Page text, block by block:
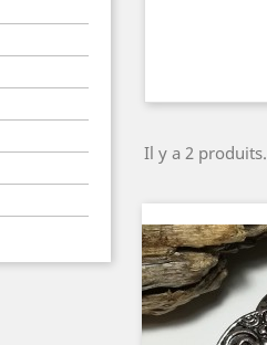
Il y a 2 produits.